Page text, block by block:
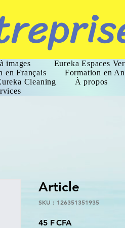
images Eureka Espaces
en Français Formation en
Cleaning À propos
Article
SKU : 126351351935
45 F CFA